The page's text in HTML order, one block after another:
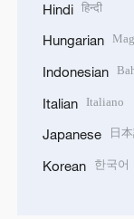
Hindi हिन्दी
Hungarian
Indonesian
Italian Italiano
Japanese 日
Korean 한국어